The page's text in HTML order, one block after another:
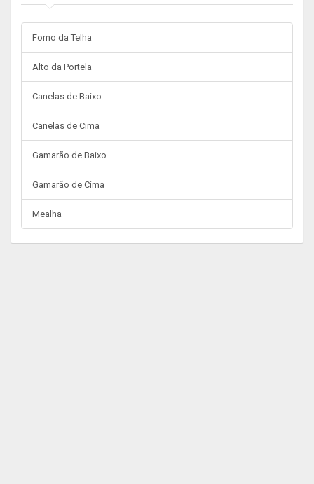
Forno da Telha
Alto da Portela
Canelas de Baixo
Canelas de Cima
Gamarão de Baixo
Gamarão de Cima
Mealha